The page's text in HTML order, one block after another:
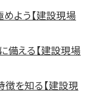
めよう【建設現場
備える【建設現場
徴を知る【建設現